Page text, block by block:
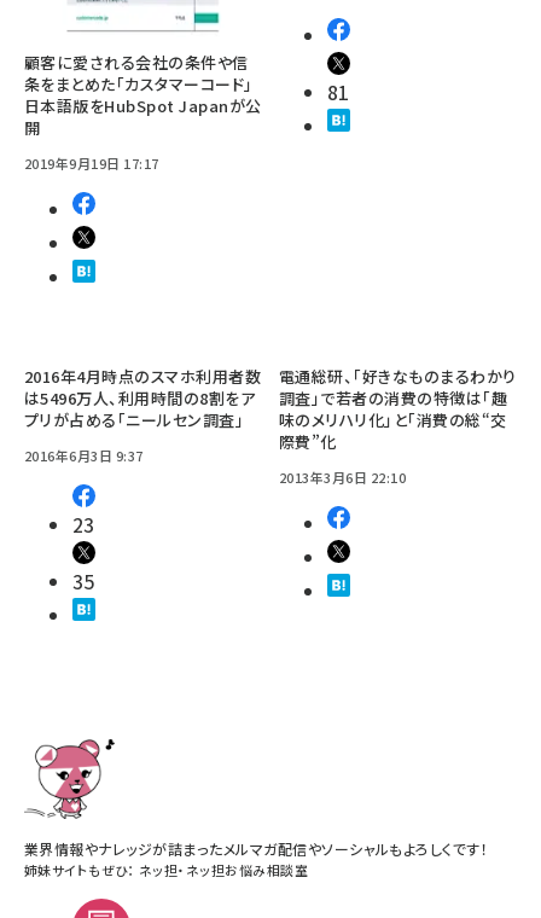
顧客に愛される会社の条件や信
条をまとめた「カスタマーコード」
日本語版をHubSpot Japanが公
開
2019年9月19日 17:17
81
2016年4月時点のスマホ利用者数
は5496万人、利用時間の8割をア
プリが占める「ニールセン調査」
2016年6月3日 9:37
23
35
電通総研、「好きなものまるわかり
調査」で若者の消費の特徴は「趣
味のメリハリ化」と「消費の総“交
際費”化
2013年3月6日 22:10
業界情報やナレッジが詰まったメルマガ配信やソーシャルもよろしくです！
姉妹サイトもぜひ： ネッ担・ ネッ担お悩み相談室